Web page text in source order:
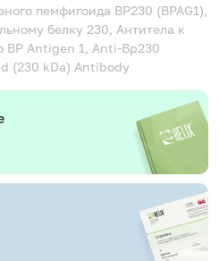
пемфигоида BP230 (BPAG1),
белку 230, Антитела к
BP Antigen 1, Anti-Bp230
(230 kDa) Antibody